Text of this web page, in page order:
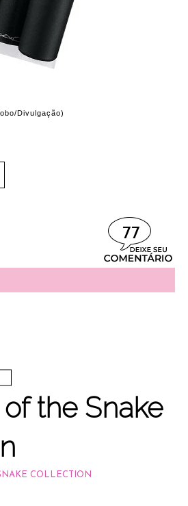
Divulgação)
77
the Snake
COLLECTION